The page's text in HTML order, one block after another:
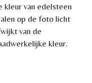
kleur van edelsteen
op de foto licht
van de
kleur.